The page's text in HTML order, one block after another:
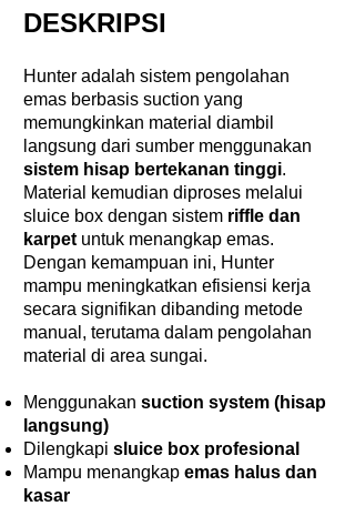
DESKRIPSI
Hunter adalah sistem pengolahan
emas berbasis suction yang
memungkinkan material diambil
langsung dari sumber menggunakan
sistem hisap bertekanan tinggi.
Material kemudian diproses melalui
sluice box dengan sistem riffle dan
karpet untuk menangkap emas.
Dengan kemampuan ini, Hunter
mampu meningkatkan efisiensi kerja
secara signifikan dibanding metode
manual, terutama dalam pengolahan
material di area sungai.
Menggunakan suction system (hisap
langsung)
Dilengkapi sluice box profesional
Mampu menangkap emas halus dan
kasar